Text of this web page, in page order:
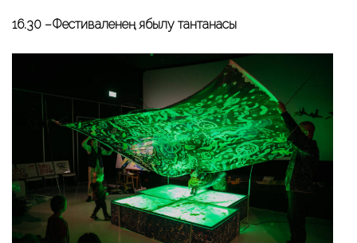
16.30 –Фестиваленең ябылу тантанасы